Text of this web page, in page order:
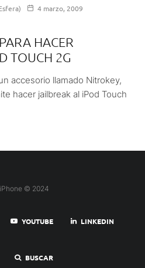
4 marzo, 2009
HACER
TOUCH 2G
accesorio llamado Nitrokey,
hacer jailbreak al iPod Touch
© 2024
YOUTUBE LINKEDIN
BUSCAR